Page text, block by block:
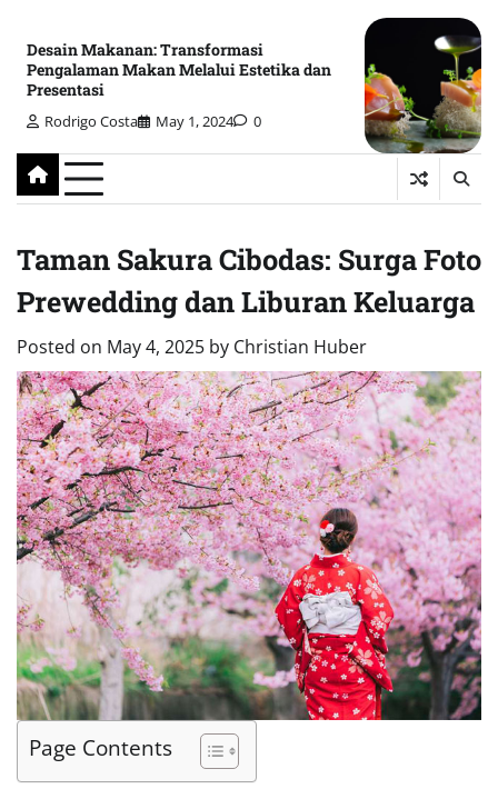
Desain Makanan: Transformasi
Pengalaman Makan Melalui Estetika dan
Presentasi
Rodrigo Costa May 1, 2024 0
Taman Sakura Cibodas: Surga Foto
Prewedding dan Liburan Keluarga
Posted on May 4, 2025 by Christian Huber
Page Contents